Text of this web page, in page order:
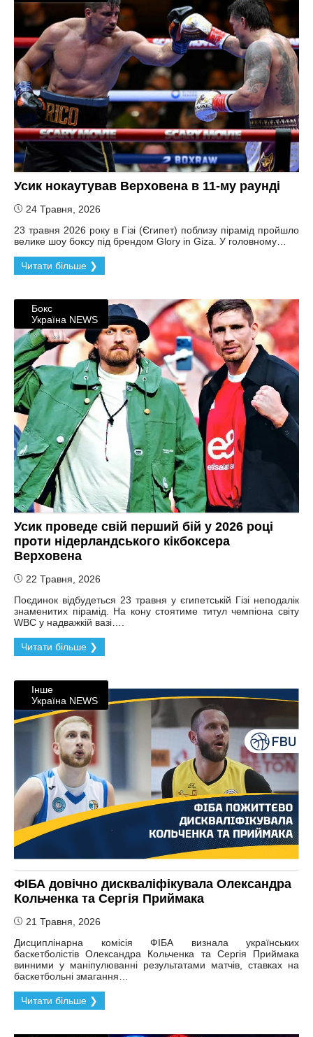
Усик нокаутував Верховена в 11-му раунді
24 Травня, 2026
23 травня 2026 року в Гізі (Єгипет) поблизу пірамід пройшло
велике шоу боксу під брендом Glory in Giza. У головному…
Читати більше ❯
Бокс
Україна NEWS
Усик проведе свій перший бій у 2026 році
проти нідерландського кікбоксера
Верховена
22 Травня, 2026
Поєдинок відбудеться 23 травня у єгипетській Гізі неподалік
знаменитих пірамід. На кону стоятиме титул чемпіона світу
WBC у надважкій вазі….
Читати більше ❯
Інше
Україна NEWS
ФІБА довічно дискваліфікувала Олександра
Кольченка та Сергія Приймака
21 Травня, 2026
Дисциплінарна комісія ФІБА визнала українських
баскетболістів Олександра Кольченка та Сергія Приймака
винними у маніпулюванні результатами матчів, ставках на
баскетбольні змагання…
Читати більше ❯